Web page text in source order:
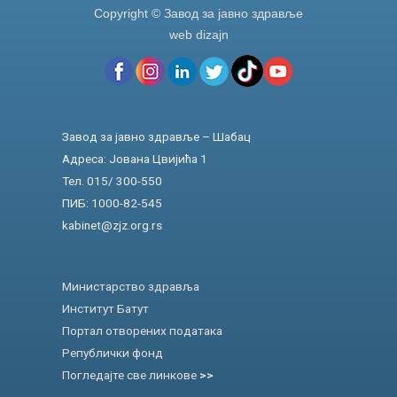
Copyright © Завод за јавно здравље
web dizajn
Завод за јавно здравље – Шабац
Адреса: Јована Цвијића 1
Тел. 015/ 300-550
ПИБ: 1000-82-545
kabinet@zjz.org.rs
Министарство здравља
Институт Батут
Портал отворених података
Републички фонд
Погледајте све линкове >>